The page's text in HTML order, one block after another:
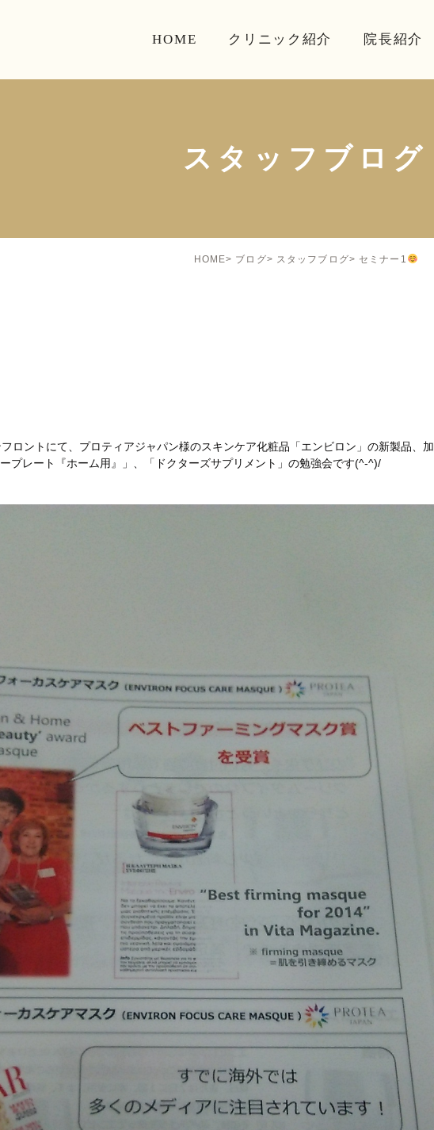
HOME クリニック紹介 院長紹介
スタッフブログ
HOME ブログ スタッフブログ セミナー1
ロントにて、プロティアジャパン様のスキンケア化粧品「エンビロン」の新製品、加
プレート『ホーム用』」、「ドクターズサプリメント」の勉強会です(^-^)/